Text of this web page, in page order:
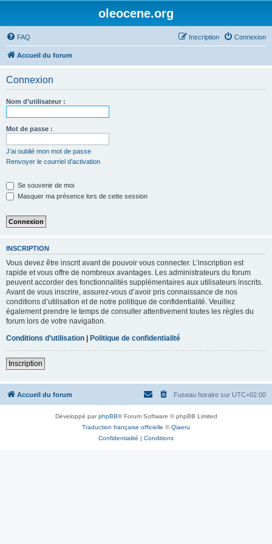
oleocene.org
FAQ Connexion
Inscription
Accueil du forum
Connexion
Nom d’utilisateur :
Mot de passe :
J’ai oublié mon mot de passe
Renvoyer le courriel d’activation
Se souvenir de moi
Masquer ma présence lors de cette session
INSCRIPTION
Vous devez être inscrit avant de pouvoir vous connecter. L’inscription est
rapide et vous offre de nombreux avantages. Les administrateurs du forum
peuvent accorder des fonctionnalités supplémentaires aux utilisateurs inscrits.
Avant de vous inscrire, assurez-vous d’avoir pris connaissance de nos
conditions d’utilisation et de notre politique de confidentialité. Veuillez
également prendre le temps de consulter attentivement toutes les règles du
forum lors de votre navigation.
Conditions d’utilisation | Politique de confidentialité
Inscription
Accueil du forum Fuseau horaire sur UTC+02:00
Développé parphpBB® Forum Software © phpBB Limited
Traduction française officielle ©Qiaeru
Confidentialité | Conditions